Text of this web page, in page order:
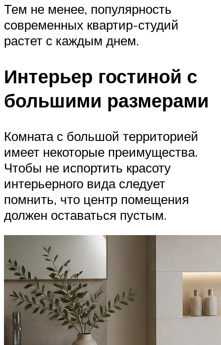
Тем не менее, популярность
современных квартир-студий
растет с каждым днем.
Интерьер гостиной с
большими размерами
Комната с большой территорией
имеет некоторые преимущества.
Чтобы не испортить красоту
интерьерного вида следует
помнить, что центр помещения
должен оставаться пустым.